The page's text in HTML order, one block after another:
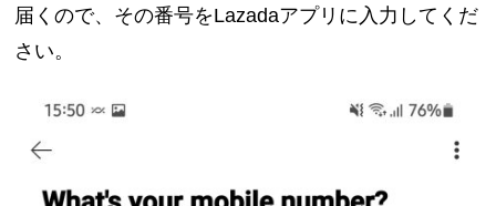
届くので、その番号をLazadaアプリに入力してくだ
さい。